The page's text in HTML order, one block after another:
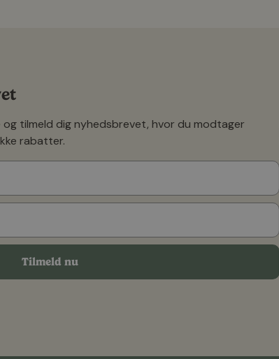
og tilmeld dig nyhedsbrevet, hvor du modtager
rabatter.
Tilmeld nu